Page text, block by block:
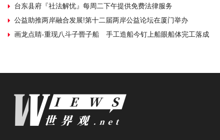
台东县府『社法解忧』每周二下午提供免费法律服务
公益助推两岸融合发展!第十二届两岸公益论坛在厦门举办
画龙点睛-重现八斗子罾子船 手工造船今钉上船眼船体完工落成